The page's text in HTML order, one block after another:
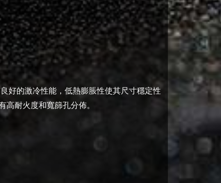
好的激冷性能，低熱膨脹性使其尺寸穩定性
耐火度和寬篩孔分佈。